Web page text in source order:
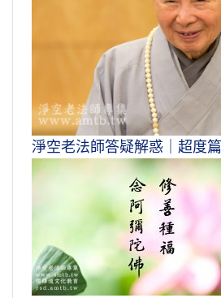
淨空老法師答疑解惑｜超度篇